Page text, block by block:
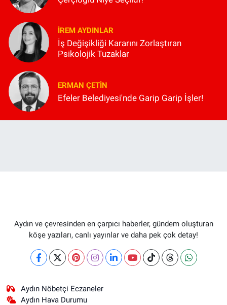
İREM AYDINLAR
İş Değişikliği Kararını Zorlaştıran
Psikolojik Tuzaklar
ERMAN ÇETIN
Efeler Belediyesi'nde Garip Garip İşler!
Aydın ve çevresinden en çarpıcı haberler, gündem oluşturan
köşe yazıları, canlı yayınlar ve daha pek çok detay!
Aydın Nöbetçi Eczaneler
Aydın Hava Durumu